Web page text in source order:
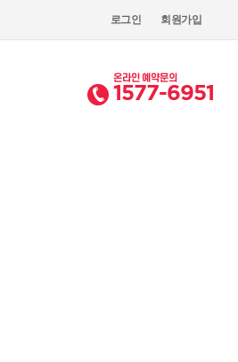
온라인 예약문의
1577-6951
로그인 회원가입